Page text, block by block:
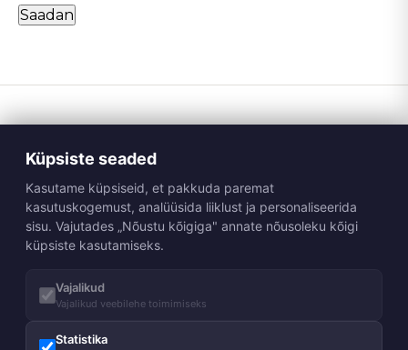
Telli Huppa uudiskiri
Meie lugu
Küpsiste seaded
Kasutame küpsiseid, et pakkuda paremat
kasutuskogemust, analüüsida liiklust ja personaliseerida
sisu. Vajutades „Nõustu kõigiga" annate nõusoleku kõigi
küpsiste kasutamiseks.
Vajalikud
Vajalikud veebilehe toimimiseks
Statistika